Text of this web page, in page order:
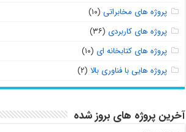
پروژه های مخابراتی (۱۰)
پروژه های کاربردی (۳۶)
پروژه های کتابخانه ای (۱۰)
پروژه هایی با فناوری بالا (۲)
آخرین پروژه های بروز شده